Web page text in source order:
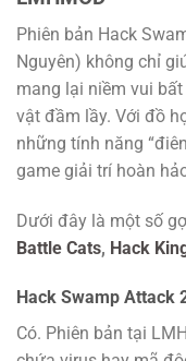
Phiên bản Hack
Nguyên) không chỉ
mang lại niềm vui
vật đầm lầy. Với đồ
những tính năng
game giải trí hoàn
Dưới đây là một số
Battle Cats, Hack
Hack Swamp Attack
Có. Phiên bản tại